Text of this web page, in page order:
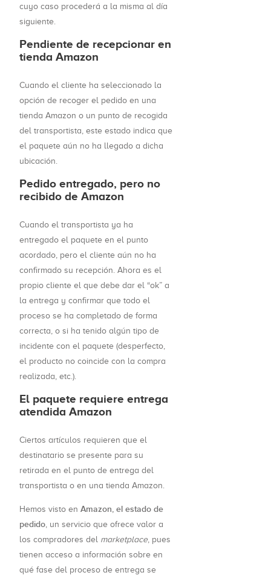
cuyo caso procederá a la misma al día
siguiente.
Pendiente de recepcionar en
tienda Amazon
Cuando el cliente ha seleccionado la
opción de recoger el pedido en una
tienda Amazon o un punto de recogida
del transportista, este estado indica que
el paquete aún no ha llegado a dicha
ubicación.
Pedido entregado, pero no
recibido de Amazon
Cuando el transportista ya ha
entregado el paquete en el punto
acordado, pero el cliente aún no ha
confirmado su recepción. Ahora es el
propio cliente el que debe dar el “ok” a
la entrega y confirmar que todo el
proceso se ha completado de forma
correcta, o si ha tenido algún tipo de
incidente con el paquete (desperfecto,
el producto no coincide con la compra
realizada, etc.).
El paquete requiere entrega
atendida Amazon
Ciertos artículos requieren que el
destinatario se presente para su
retirada en el punto de entrega del
transportista o en una tienda Amazon.
Hemos visto en Amazon, el estado de
pedido , un servicio que ofrece valor a
los compradores del marketplace, pues
tienen acceso a información sobre en
qué fase del proceso de entrega se